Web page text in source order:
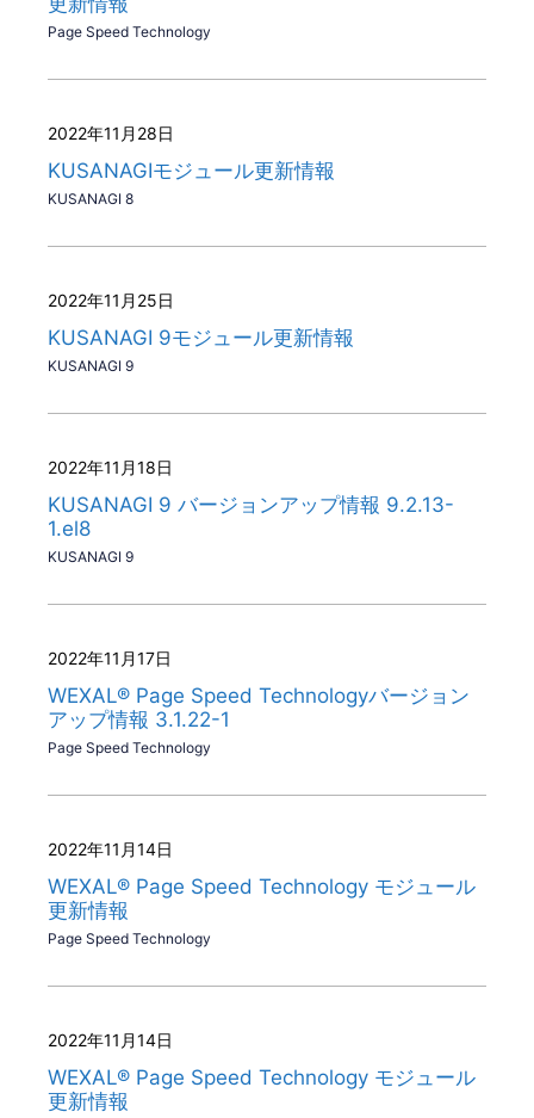
Page Speed Technology
2022年11月28日
KUSANAGIモジュール更新情報
KUSANAGI 8
2022年11月25日
KUSANAGI 9モジュール更新情報
KUSANAGI 9
2022年11月18日
KUSANAGI 9 バージョンアップ情報 9.2.13-
1.el8
KUSANAGI 9
2022年11月17日
WEXAL® Page Speed Technologyバージョン
アップ情報 3.1.22-1
Page Speed Technology
2022年11月14日
WEXAL® Page Speed Technology モジュール
更新情報
Page Speed Technology
2022年11月14日
WEXAL® Page Speed Technology モジュール
更新情報